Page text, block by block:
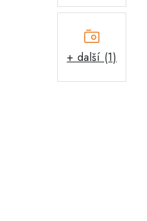
+ další (1)